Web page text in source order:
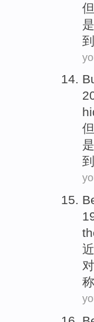
到
到
对
称